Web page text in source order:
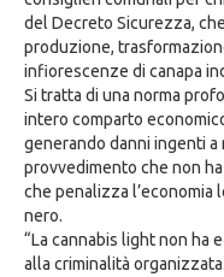
del Decreto Sicurezza,
produzione,
infiorescenze di canapa
Si tratta di una norma
intero comparto
generando danni ingenti a
provvedimento che non
che penalizza l’economia
nero.
“La cannabis light non
alla criminalità